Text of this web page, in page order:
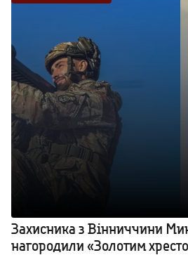
Захисника з Вінниччини
нагородили «Золотим